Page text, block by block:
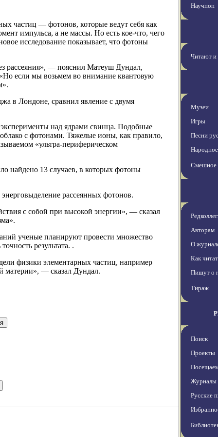
частиц — фотонов, которые ведут себя как
импульса, а не массы. Но есть кое-что, чего
исследование показывает, что фотоны
рассеяния», — пояснил Матеуш Дундал,
если мы возьмем во внимание квантовую
в Лондоне, сравнил явление с двумя
над ядрами свинца. Подобные
с фотонами. Тяжелые ионы, как правило,
«ультра-периферическом
найдено 13 случаев, в которых фотоны
рассеянных фотонов.
с собой при высокой энергии», — сказал
ученые планируют провести множество
результата. .
физики элементарных частиц, например
материи», — сказал Дундал.
Научпоп
Читают
Музеи
Игры
Песни
Народное
Смешное
Авторам
О
Как
Пишут о
Тираж
Поиск
Проекты
Журналы
Русские